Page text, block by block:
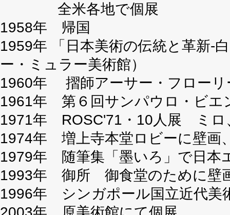
全米各地で個展
1958年 帰国
1959年 「日本美術の伝統と革新‐
ー・ミュラー美術館）
1960年 摺師アーサー・フローリ
1961年 第６回サンパウロ・ビエ
1971年 ROSC'71・10人展 ミロ
1974年 増上寺本堂ロビーに壁画
1979年 随筆集「墨いろ」で日本
1993年 御所 御食堂のために壁
1996年 シンガポール国立近代美